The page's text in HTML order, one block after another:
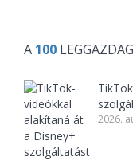
A 100
2026.